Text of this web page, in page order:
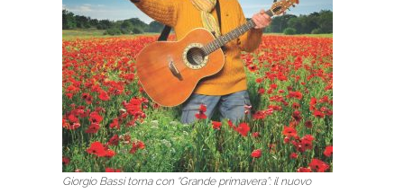
Giorgio Bassi torna con “Grande primavera”: il nuovo